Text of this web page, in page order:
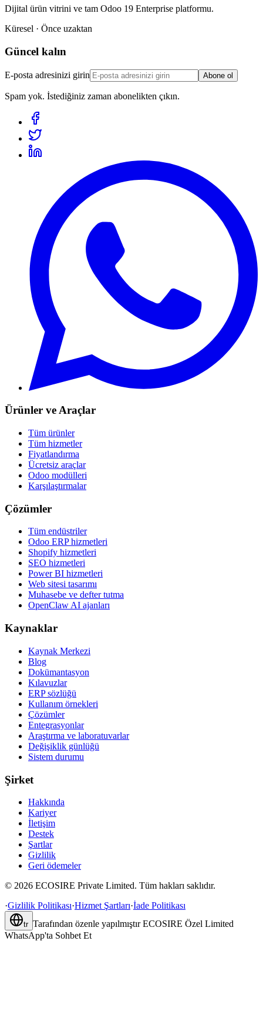
Dijital ürün vitrini ve tam Odoo 19 Enterprise platformu.
Küresel · Önce uzaktan
Güncel kalın
E-posta adresinizi girin Abone ol
Spam yok. İstediğiniz zaman abonelikten çıkın.
Ürünler ve Araçlar
Tüm ürünler
Tüm hizmetler
Fiyatlandırma
Ücretsiz araçlar
Odoo modülleri
Karşılaştırmalar
Çözümler
Tüm endüstriler
Odoo ERP hizmetleri
Shopify hizmetleri
SEO hizmetleri
Power BI hizmetleri
Web sitesi tasarımı
Muhasebe ve defter tutma
OpenClaw AI ajanları
Kaynaklar
Kaynak Merkezi
Blog
Dokümantasyon
Kılavuzlar
ERP sözlüğü
Kullanım örnekleri
Çözümler
Entegrasyonlar
Araştırma ve laboratuvarlar
Değişiklik günlüğü
Sistem durumu
Şirket
Hakkında
Kariyer
İletişim
Destek
Şartlar
Gizlilik
Geri ödemeler
© 2026 ECOSIRE Private Limited. Tüm hakları saklıdır.
·Gizlilik Politikası·Hizmet Şartları·İade Politikası
tr Tarafından özenle yapılmıştır ECOSIRE Özel Limited
WhatsApp'ta Sohbet Et